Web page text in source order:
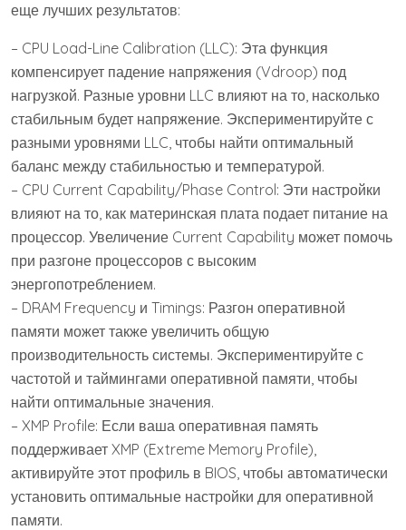
еще лучших результатов:
– CPU Load-Line Calibration (LLC): Эта функция
компенсирует падение напряжения (Vdroop) под
нагрузкой. Разные уровни LLC влияют на то, насколько
стабильным будет напряжение. Экспериментируйте с
разными уровнями LLC, чтобы найти оптимальный
баланс между стабильностью и температурой.
– CPU Current Capability/Phase Control: Эти настройки
влияют на то, как материнская плата подает питание на
процессор. Увеличение Current Capability может помочь
при разгоне процессоров с высоким
энергопотреблением.
– DRAM Frequency и Timings: Разгон оперативной
памяти может также увеличить общую
производительность системы. Экспериментируйте с
частотой и таймингами оперативной памяти, чтобы
найти оптимальные значения.
– XMP Profile: Если ваша оперативная память
поддерживает XMP (Extreme Memory Profile),
активируйте этот профиль в BIOS, чтобы автоматически
установить оптимальные настройки для оперативной
памяти.